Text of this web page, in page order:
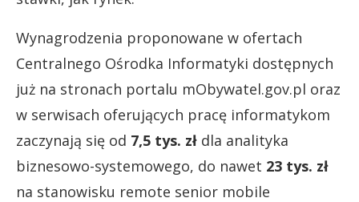
Wynagrodzenia proponowane w ofertach
Centralnego Ośrodka Informatyki dostępnych
już na stronach portalu mObywatel.gov.pl oraz
w serwisach oferujących pracę informatykom
zaczynają się od 7,5 tys. zł dla analityka
biznesowo-systemowego, do nawet 23 tys. zł
na stanowisku remote senior mobile